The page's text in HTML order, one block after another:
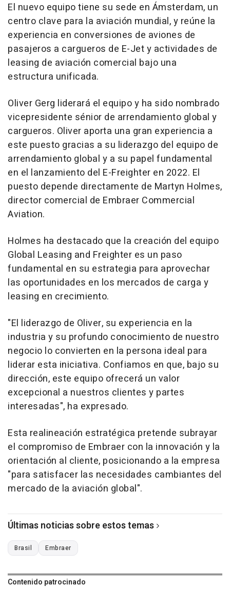
El nuevo equipo tiene su sede en Ámsterdam, un
centro clave para la aviación mundial, y reúne la
experiencia en conversiones de aviones de
pasajeros a cargueros de E-Jet y actividades de
leasing de aviación comercial bajo una
estructura unificada.
Oliver Gerg liderará el equipo y ha sido nombrado
vicepresidente sénior de arrendamiento global y
cargueros. Oliver aporta una gran experiencia a
este puesto gracias a su liderazgo del equipo de
arrendamiento global y a su papel fundamental
en el lanzamiento del E-Freighter en 2022. El
puesto depende directamente de Martyn Holmes,
director comercial de Embraer Commercial
Aviation.
Holmes ha destacado que la creación del equipo
Global Leasing and Freighter es un paso
fundamental en su estrategia para aprovechar
las oportunidades en los mercados de carga y
leasing en crecimiento.
"El liderazgo de Oliver, su experiencia en la
industria y su profundo conocimiento de nuestro
negocio lo convierten en la persona ideal para
liderar esta iniciativa. Confiamos en que, bajo su
dirección, este equipo ofrecerá un valor
excepcional a nuestros clientes y partes
interesadas", ha expresado.
Esta realineación estratégica pretende subrayar
el compromiso de Embraer con la innovación y la
orientación al cliente, posicionando a la empresa
"para satisfacer las necesidades cambiantes del
mercado de la aviación global".
Últimas noticias sobre estos temas
Brasil Embraer
Contenido patrocinado